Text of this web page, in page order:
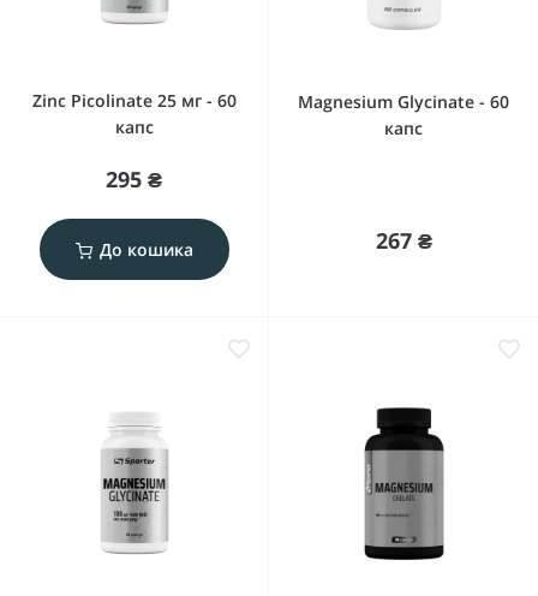
Zinc Picolinate 25 мг - 60
капс
295 ₴
До кошика
Magnesium Glycinate - 60
капс
267 ₴